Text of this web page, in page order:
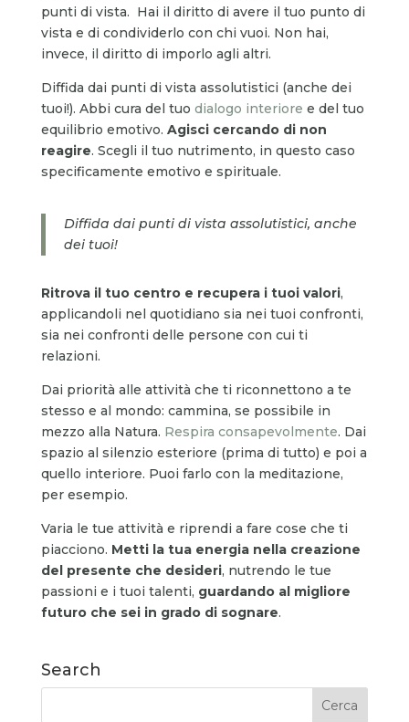
punti di vista. Hai il diritto di avere il tuo punto di
vista e di condividerlo con chi vuoi. Non hai,
invece, il diritto di imporlo agli altri.
Diffida dai punti di vista assolutistici (anche dei
tuoi!). Abbi cura del tuo dialogo interiore e del tuo
equilibrio emotivo. Agisci cercando di non
reagire. Scegli il tuo nutrimento, in questo caso
specificamente emotivo e spirituale.
Diffida dai punti di vista assolutistici, anche
dei tuoi!
Ritrova il tuo centro e recupera i tuoi valori,
applicandoli nel quotidiano sia nei tuoi confronti,
sia nei confronti delle persone con cui ti
relazioni.
Dai priorità alle attività che ti riconnettono a te
stesso e al mondo: cammina, se possibile in
mezzo alla Natura. Respira consapevolmente. Dai
spazio al silenzio esteriore (prima di tutto) e poi a
quello interiore. Puoi farlo con la meditazione,
per esempio.
Varia le tue attività e riprendi a fare cose che ti
piacciono. Metti la tua energia nella creazione
del presente che desideri, nutrendo le tue
passioni e i tuoi talenti, guardando al migliore
futuro che sei in grado di sognare.
Search